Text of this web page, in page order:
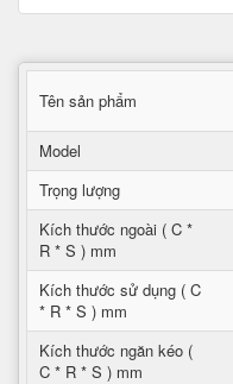
Tên sản phẩm
Model
Trọng lượng
Kích thước ngoài ( C *
R * S ) mm
Kích thước sử dụng ( C
* R * S ) mm
Kích thước ngăn kéo (
C * R * S ) mm